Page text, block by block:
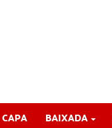
CAPA BAIXADA